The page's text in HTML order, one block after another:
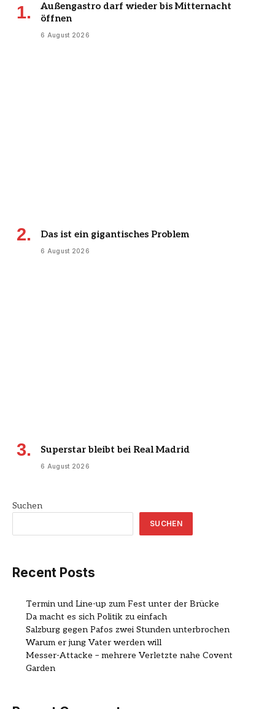
Außengastro darf wieder bis Mitternacht
öffnen
6 August 2026
Das ist ein gigantisches Problem
6 August 2026
Superstar bleibt bei Real Madrid
6 August 2026
Suchen
SUCHEN
Recent Posts
Termin und Line-up zum Fest unter der Brücke
Da macht es sich Politik zu einfach
Salzburg gegen Pafos zwei Stunden unterbrochen
Warum er jung Vater werden will
Messer-Attacke – mehrere Verletzte nahe Covent
Garden